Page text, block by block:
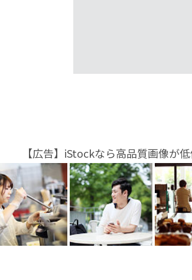
【広告】iStockなら高品質画像が